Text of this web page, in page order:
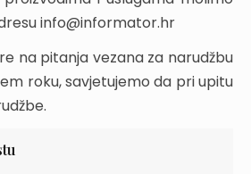
info@informator.hr
na pitanja vezana za narudžbu
roku, savjetujemo da pri upitu